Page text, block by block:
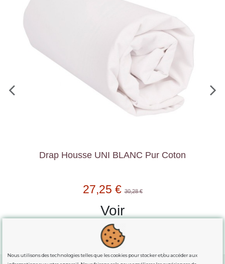
Drap Plat UNI BLANC Pur Coton
29,18 €
Nous utilisons des technologies telles que les cookies pour stocker et/ou accéder aux